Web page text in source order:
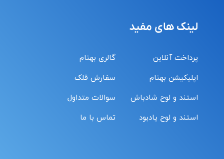
لینک های مفید
پرداخت آنلاین
اپلیکیشن بهنام
استند و لوح شادباش
استند و لوح یادبود
گالری بهنام
سفارش قلک
سوالات متداول
تماس با ما